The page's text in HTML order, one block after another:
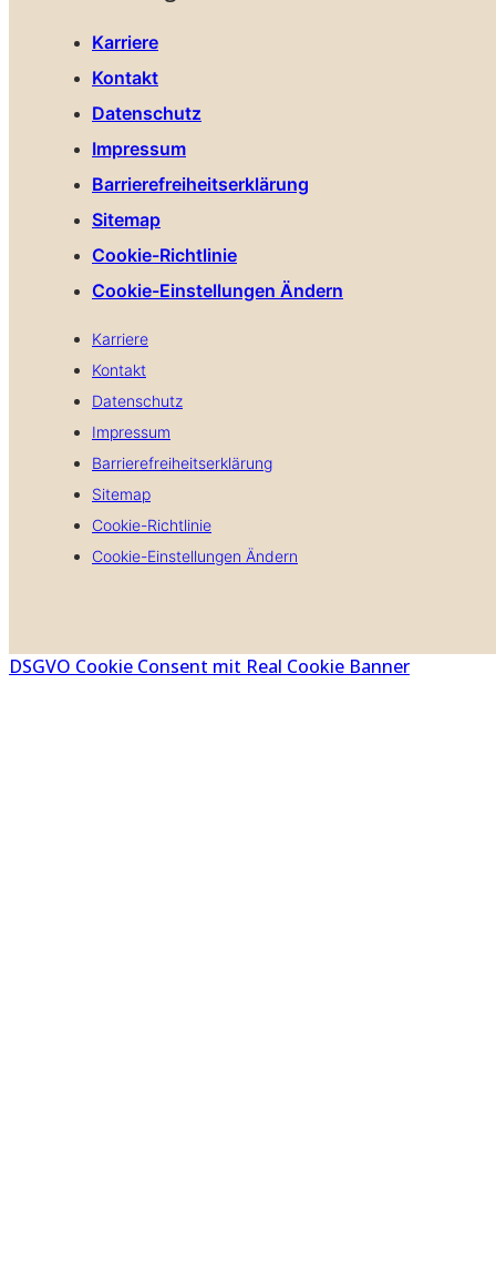
Karriere
Kontakt
Datenschutz
Impressum
Barrierefreiheitserklärung
Sitemap
Cookie-Richtlinie
Cookie-Einstellungen Ändern
Karriere
Kontakt
Datenschutz
Impressum
Barrierefreiheitserklärung
Sitemap
Cookie-Richtlinie
Cookie-Einstellungen Ändern
DSGVO Cookie Consent mit Real Cookie Banner